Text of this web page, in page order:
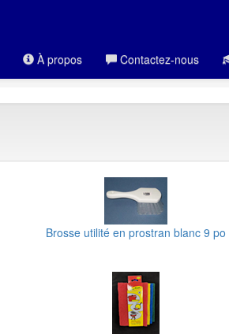
À propos Contactez-nous
Brosse utilité en prostran blanc 9 po